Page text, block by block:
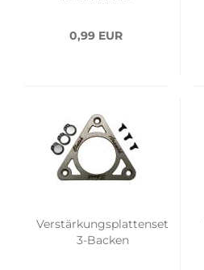
0,99 EUR
Verstärkungsplattenset
3-Backen